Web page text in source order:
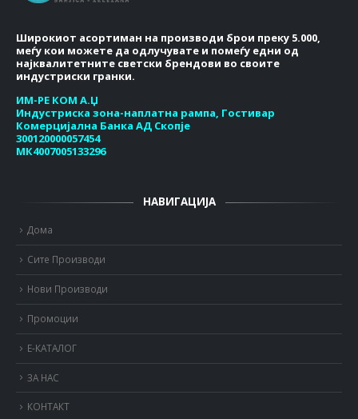
Широкиот асортиман на производи брои преку 5.000,
меѓу кои можете да одлучувате и помеѓу едни од
најквалитетните светски брендови во своите
индустриски гранки.
ИМ-РЕ КОМ А.Џ
Индустриска зона-наплатна рампа, Гостивар
Комерцијална Банка АД Скопје
300120000057454
МК4007005133296
НАВИГАЦИЈА
Дома
Сите Производи
Нови Производи
Промоции
Е-КАТАЛОГ
ЗА НАС
КОНТАКТ